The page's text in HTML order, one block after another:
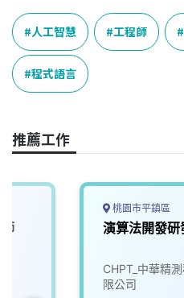
c
e
b
o
o
n
e
r
e
a
n
k
e
p
y
L
人工智慧 工程師
程式語言
推薦工作
桃園市平鎮區
演算法開發研
CHPT_中華精
限公司